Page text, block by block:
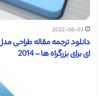
2022-08-03
دانلود ترجمه مقاله طراحی
ای برای بزرگراه ها – 2014